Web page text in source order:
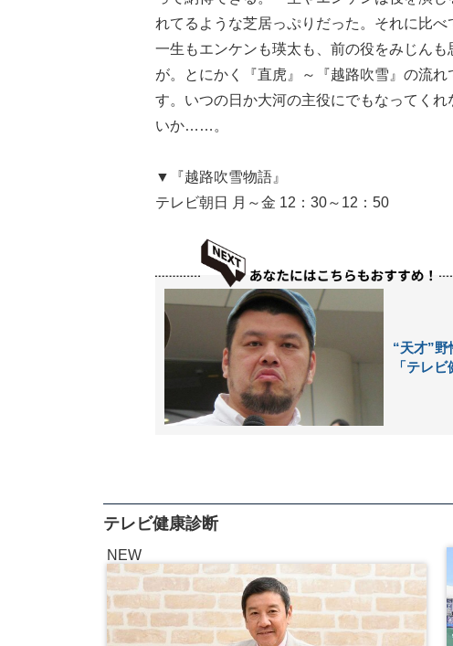
れてるような芝居っぷりだった。それに比
一生もエンケンも瑛太も、前の役をみじん
が。とにかく『直虎』～『越路吹雪』の流
す。いつの日か大河の主役にでもなってく
いか……。
▼『越路吹雪物語』
テレビ朝日 月～金 12：30～12：50
“天才”
「テレビ
テレビ健康診断
NEW